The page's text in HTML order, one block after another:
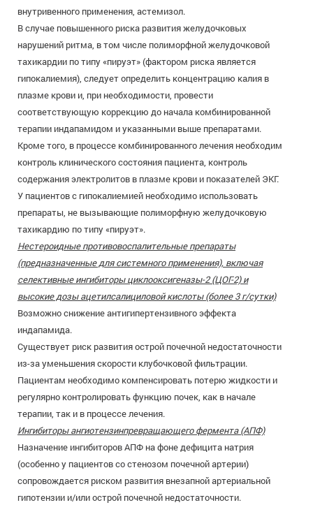
внутривенного применения, астемизол.
В случае повышенного риска развития желудочковых
нарушений ритма, в том числе полиморфной желудочковой
тахикардии по типу «пируэт» (фактором риска является
гипокалиемия), следует определить концентрацию калия в
плазме крови и, при необходимости, провести
соответствующую коррекцию до начала комбинированной
терапии индапамидом и указанными выше препаратами.
Кроме того, в процессе комбинированного лечения необходим
контроль клинического состояния пациента, контроль
содержания электролитов в плазме крови и показателей ЭКГ.
У пациентов с гипокалиемией необходимо использовать
препараты, не вызывающие полиморфную желудочковую
тахикардию по типу «пируэт».
Нестероидные противовоспалительные препараты
(предназначенные для системного применения), включая
селективные ингибиторы циклооксигеназы-2 (ЦОГ-2) и
высокие дозы ацетилсалициловой кислоты (более 3 г/сутки)
Возможно снижение антигипертензивного эффекта
индапамида.
Существует риск развития острой почечной недостаточности
из-за уменьшения скорости клубочковой фильтрации.
Пациентам необходимо компенсировать потерю жидкости и
регулярно контролировать функцию почек, как в начале
терапии, так и в процессе лечения.
Ингибиторы ангиотензинпревращающего фермента (АПФ)
Назначение ингибиторов АПФ на фоне дефицита натрия
(особенно у пациентов со стенозом почечной артерии)
сопровождается риском развития внезапной артериальной
гипотензии и/или острой почечной недостаточности.